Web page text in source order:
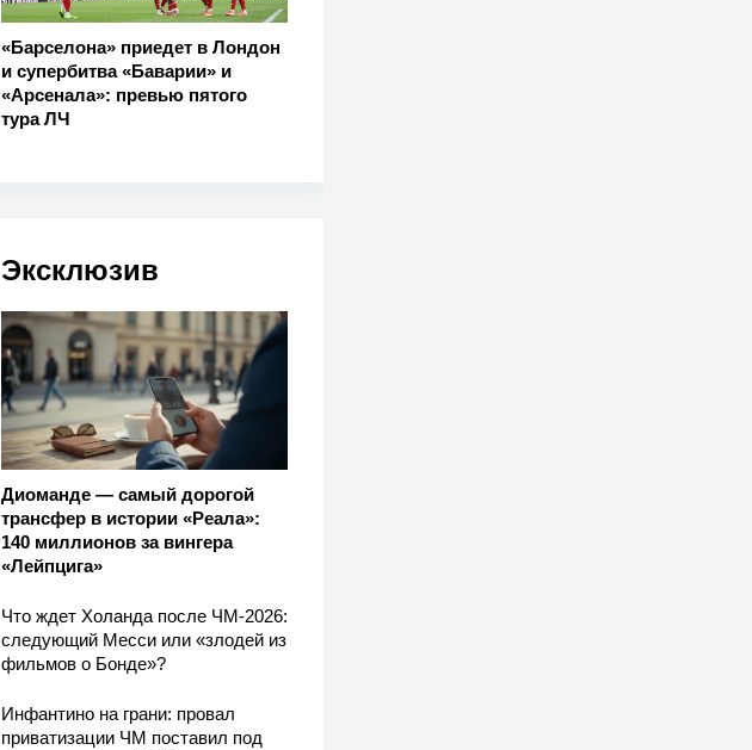
«Барселона» приедет в Лондон
и супербитва «Баварии» и
«Арсенала»: превью пятого
тура ЛЧ
Эксклюзив
Диоманде — самый дорогой
трансфер в истории «Реала»:
140 миллионов за вингера
«Лейпцига»
Что ждет Холанда после ЧМ-2026:
следующий Месси или «злодей из
фильмов о Бонде»?
Инфантино на грани: провал
приватизации ЧМ поставил под